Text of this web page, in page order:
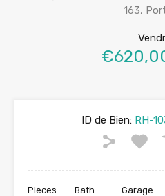
163,
ID de Bien:RH-
Pieces Bath Garage